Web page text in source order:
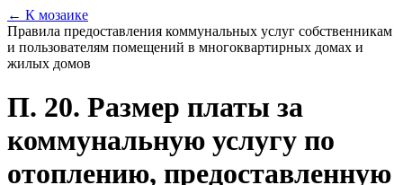
← К мозаике
Правила предоставления коммунальных услуг собственникам
и пользователям помещений в многоквартирных домах и
жилых домов
П. 20. Размер платы за
коммунальную услугу по
отоплению, предоставленную